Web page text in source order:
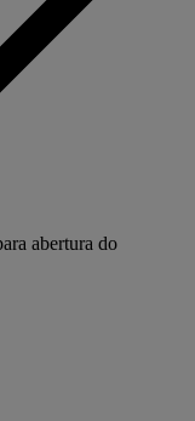
abertura do